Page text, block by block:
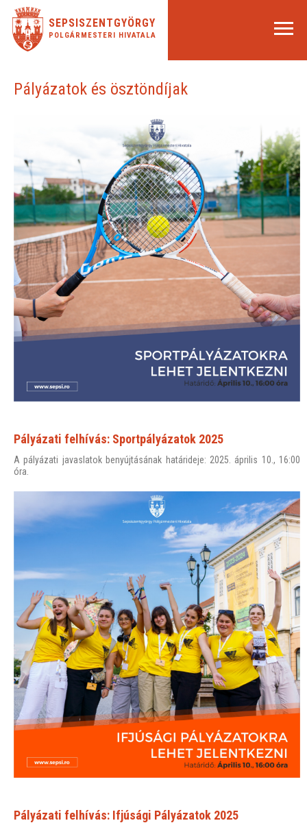
SEPSISZENTGYÖRGY
POLGÁRMESTERI HIVATALA
Pályázatok és ösztöndíjak
Pályázati felhívás: Sportpályázatok 2025
A pályázati javaslatok benyújtásának határideje: 2025. április 10., 16:00
óra.
Pályázati felhívás: Ifjúsági Pályázatok 2025